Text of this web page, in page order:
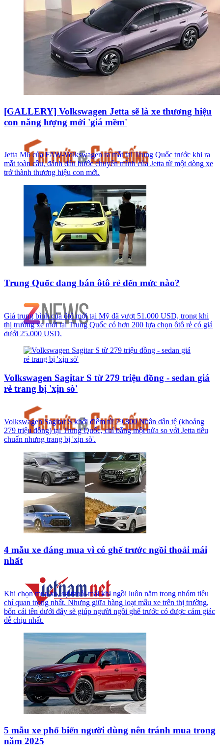
[GALLERY] Volkswagen Jetta sẽ là xe thương hiệu
con năng lượng mới 'giá mềm'
Jetta M6 của FAW-Volkswagen ra mắt tại Trung Quốc trước khi ra
mắt toàn cầu, đánh dấu bước chuyển mình của Jetta từ một dòng xe
trở thành thương hiệu con mới.
Trung Quốc đang bán ôtô rẻ đến mức nào?
Giá trung bình của ôtô mới tại Mỹ đã vượt 51.000 USD, trong khi
thị trường xe mới tại Trung Quốc có hơn 200 lựa chọn ôtô rẻ có giá
dưới 25.000 USD.
Volkswagen Sagitar S từ 279 triệu đồng - sedan giá
rẻ trang bị 'xịn sò'
Volkswagen Sagitar S khởi điểm từ 79.800 Nhân dân tệ (khoảng
279 triệu đồng) tại Trung Quốc, chỉ bằng một nửa so với Jetta tiêu
chuẩn nhưng trang bị 'xịn sò'.
4 mẫu xe đáng mua vì có ghế trước ngồi thoải mái
nhất
Khi chọn mua xe, sự thoải mái khi ngồi luôn nằm trong nhóm tiêu
chí quan trọng nhất. Nhưng giữa hàng loạt mẫu xe trên thị trường,
bốn cái tên dưới đây sẽ giúp người ngồi ghế trước có được cảm giác
dễ chịu nhất.
5 mẫu xe phổ biến người dùng nên tránh mua trong
năm 2025